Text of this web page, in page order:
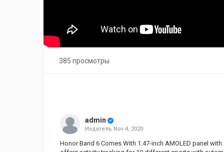
385 просмотры
admin
Издатель Nov 4, 2020
Honor Band 6 Comes With 1.47-inch AMOLED panel